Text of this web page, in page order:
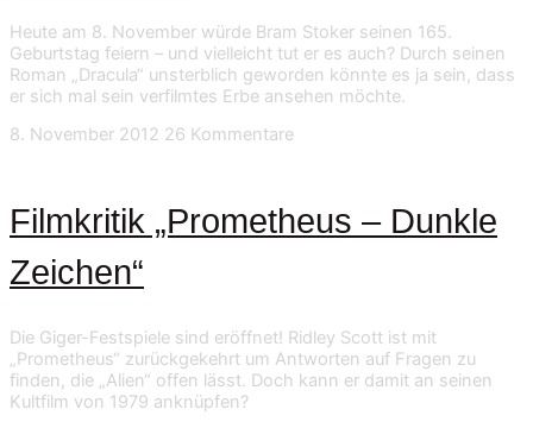
Heute am 8. November würde Bram Stoker seinen 165.
Geburtstag feiern – und vielleicht tut er es auch? Durch seinen
Roman „Dracula“ unsterblich geworden könnte es ja sein, dass
er sich mal sein verfilmtes Erbe ansehen möchte.
8. November 2012 26 Kommentare
Filmkritik „Prometheus – Dunkle
Zeichen“
Die Giger-Festspiele sind eröffnet! Ridley Scott ist mit
„Prometheus“ zurückgekehrt um Antworten auf Fragen zu
finden, die „Alien“ offen lässt. Doch kann er damit an seinen
Kultfilm von 1979 anknüpfen?